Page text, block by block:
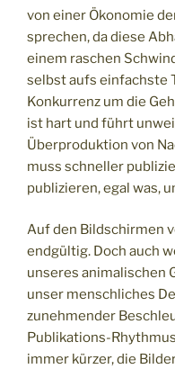
von einer Ökonomie
sprechen, da diese
einem raschen
selbst aufs einfachste
Konkurrenz um die
ist hart und führt
Überproduktion von
muss schneller
publizieren, egal was,
Auf den Bildschirmen
endgültig. Doch auch
unseres animalischen
unser menschliches
zunehmender
Publikations-
immer kürzer, die